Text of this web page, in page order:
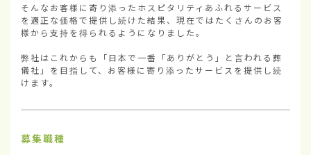
そんなお客様に寄り添ったホスピタリティあふれるサービス
を適正な価格で提供し続けた結果、現在ではたくさんのお客
様から支持を得られるようになりました。
弊社はこれからも「日本で一番「ありがとう」と言われる葬
儀社」を目指して、お客様に寄り添ったサービスを提供し続
けます。
募集職種